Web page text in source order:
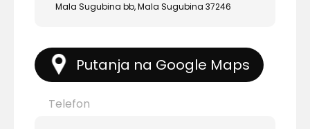
Mala Sugubina bb, Mala Sugubina 37246
Putanja na Google Maps
Telefon